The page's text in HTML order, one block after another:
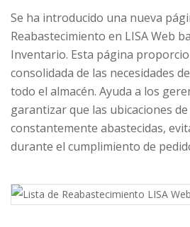
Se ha introducido una nueva
Reabastecimiento en LISA Web
Inventario. Esta página
consolidada de las necesidades
todo el almacén. Ayuda a los
garantizar que las ubicaciones
constantemente abastecidas,
durante el cumplimiento de